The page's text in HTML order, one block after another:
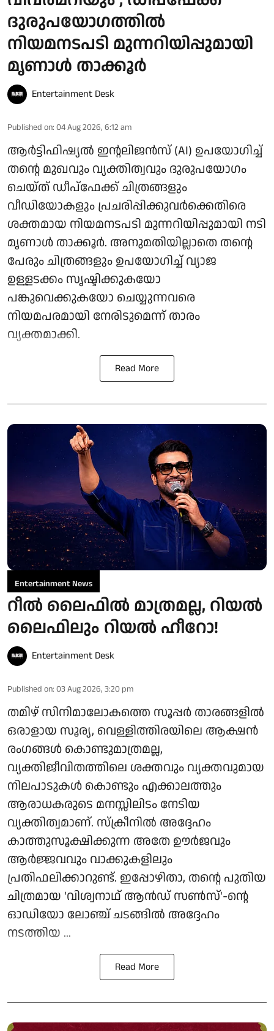
ദുരുപയോഗത്തിൽ
നിയമനടപടി മുന്നറിയിപ്പുമായി
മൃണാൾ താക്കൂർ
Entertainment Desk
Published on: 04 Aug 2026, 6:12 am
ആർട്ടിഫിഷ്യൽ ഇന്റലിജൻസ് (AI) ഉപയോഗിച്ച്
തന്റെ മുഖവും വ്യക്തിത്വവും ദുരുപയോഗം
ചെയ്ത് ഡീപ്‌ഫേക്ക് ചിത്രങ്ങളും
വീഡിയോകളും പ്രചരിപ്പിക്കുവർക്കെതിരെ
ശക്തമായ നിയമനടപടി മുന്നറിയിപ്പുമായി നടി
മൃണാൾ താക്കൂർ. അനുമതിയില്ലാതെ തന്റെ
പേരും ചിത്രങ്ങളും ഉപയോഗിച്ച് വ്യാജ
ഉള്ളടക്കം സൃഷ്ടിക്കുകയോ
പങ്കുവെക്കുകയോ ചെയ്യുന്നവരെ
നിയമപരമായി നേരിടുമെന്ന് താരം
വ്യക്തമാക്കി.
Read More
Entertainment News
റീൽ ലൈഫിൽ മാത്രമല്ല, റിയൽ
ലൈഫിലും റിയൽ ഹീറോ!
Entertainment Desk
Published on: 03 Aug 2026, 3:20 pm
തമിഴ് സിനിമാലോകത്തെ സൂപ്പർ താരങ്ങളിൽ
ഒരാളായ സൂര്യ, വെള്ളിത്തിരയിലെ ആക്ഷൻ
രംഗങ്ങൾ കൊണ്ടുമാത്രമല്ല,
വ്യക്തിജീവിതത്തിലെ ശക്തവും വ്യക്തവുമായ
നിലപാടുകൾ കൊണ്ടും എക്കാലത്തും
ആരാധകരുടെ മനസ്സിലിടം നേടിയ
വ്യക്തിത്വമാണ്. സ്ക്രീനിൽ അദ്ദേഹം
കാത്തുസൂക്ഷിക്കുന്ന അതേ ഊർജവും
ആർജ്ജവവും വാക്കുകളിലും
പ്രതിഫലിക്കാറുണ്ട്. ഇപ്പോഴിതാ, തന്റെ പുതിയ
ചിത്രമായ 'വിശ്വനാഥ് ആൻഡ് സൺസ്'-ന്റെ
ഓഡിയോ ലോഞ്ച് ചടങ്ങിൽ അദ്ദേഹം
നടത്തിയ ...
Read More